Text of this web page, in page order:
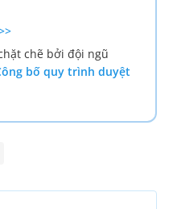
chẽ bởi đội ngũ
bố quy trình duyệt